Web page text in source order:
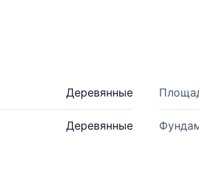
Деревянные
Деревянные